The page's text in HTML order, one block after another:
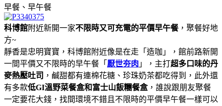
早餐、早午餐
科博館附近新開一家不限時又可充電的平價早午餐，聚餐好地
方~
靜香是忠明寶寶，科博館附近像是在走「造咖」，館前路新開
一間平價又不限時的早午餐「 厭世夯肉 」，主打超多口味的丹
麥熱壓吐司 ，鹹甜都有連棉花糖、珍珠奶茶都吃得到，此外還
有多款低GI溫野菜餐盒和富士山飯糰餐盒，誰說跟朋友聚餐
一定要花大錢，找間環境不錯且不限時的平價早午餐一樣可以